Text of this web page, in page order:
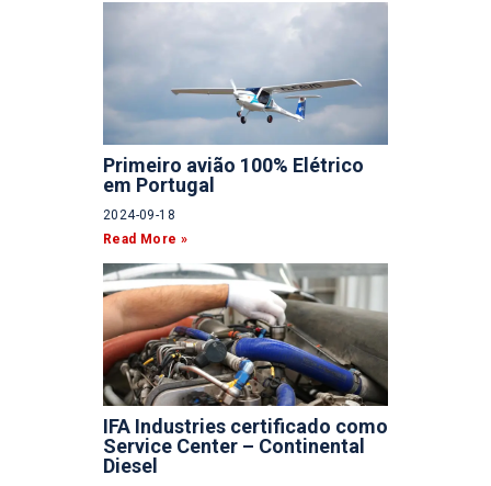
Primeiro avião 100% Elétrico
em Portugal
2024-09-18
Read More »
IFA Industries certificado como
Service Center – Continental
Diesel